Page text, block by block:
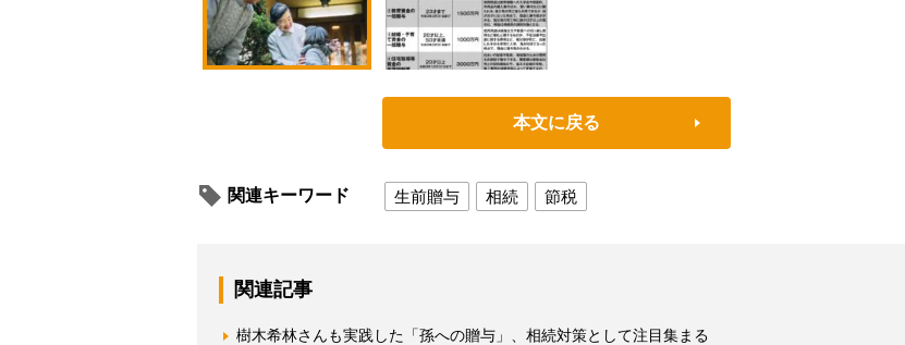
本文に戻る
関連キーワード 生前贈与 相続 節税
関連記事
樹木希林さんも実践した「孫への贈与」、相続対策として注目集まる